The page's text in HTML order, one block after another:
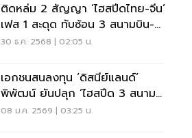
ติดหล่ม 2 สัญญา ‘ไฮสปีดไทย-จีน’
เฟส 1 สะดุด ทับซ้อน 3 สนามบิน-
เอกชนถอนตัว
30 ธ.ค. 2568 | 02:05 น.
เอกชนสนลงทุน ‘ดิสนีย์แลนด์’
พิพัฒน์ ยันปลุก ‘ไฮสปีด 3 สนาม
บิน’ เกิด
08 ม.ค. 2569 | 03:25 น.